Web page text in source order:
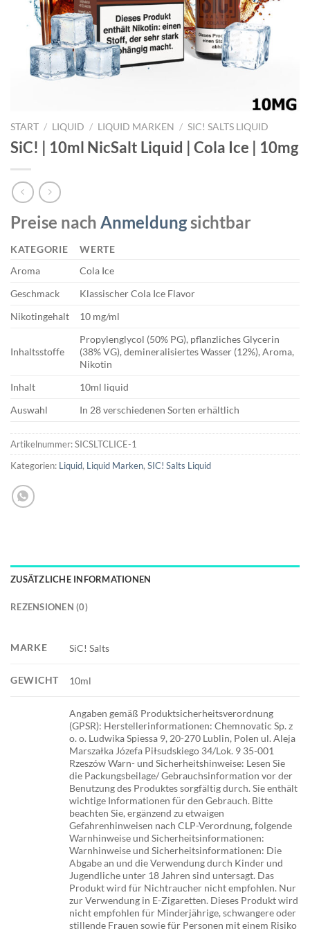
START / LIQUID / LIQUID MARKEN / SIC! SALTS LIQUID
SiC! | 10ml NicSalt Liquid | Cola Ice | 10mg
Preise nach Anmeldungsichtbar
KATEGORIE
WERTE
Aroma
Cola Ice
Geschmack
Klassischer Cola Ice Flavor
Nikotingehalt
10 mg/ml
Inhaltsstoffe
Propylenglycol (50% PG), pflanzliches Glycerin
(38% VG), demineralisiertes Wasser (12%), Aroma,
Nikotin
Inhalt
10ml liquid
Auswahl
In 28 verschiedenen Sorten erhältlich
Artikelnummer:SICSLTCLICE-1
Kategorien: Liquid, Liquid Marken, SIC! Salts Liquid
ZUSÄTZLICHE INFORMATIONEN
REZENSIONEN (0)
MARKE SiC! Salts
GEWICHT 10ml
Angaben gemäß Produktsicherheitsverordnung
(GPSR): Herstellerinformationen: Chemnovatic Sp. z
o. o. Ludwika Spiessa 9, 20-270 Lublin, Polen ul. Aleja
Marszałka Józefa Piłsudskiego 34/Lok. 9 35-001
Rzeszów Warn- und Sicherheitshinweise: Lesen Sie
die Packungsbeilage/ Gebrauchsinformation vor der
Benutzung des Produktes sorgfältig durch. Sie enthält
wichtige Informationen für den Gebrauch. Bitte
beachten Sie, ergänzend zu etwaigen
Gefahrenhinweisen nach CLP-Verordnung, folgende
Warnhinweise und Sicherheitsinformationen:
Warnhinweise und Sicherheitsinformationen: Die
Abgabe an und die Verwendung durch Kinder und
Jugendliche unter 18 Jahren sind untersagt. Das
Produkt wird für Nichtraucher nicht empfohlen. Nur
zur Verwendung in E-Zigaretten. Dieses Produkt wird
nicht empfohlen für Minderjährige, schwangere oder
stillende Frauen sowie für Personen mit einem Risiko